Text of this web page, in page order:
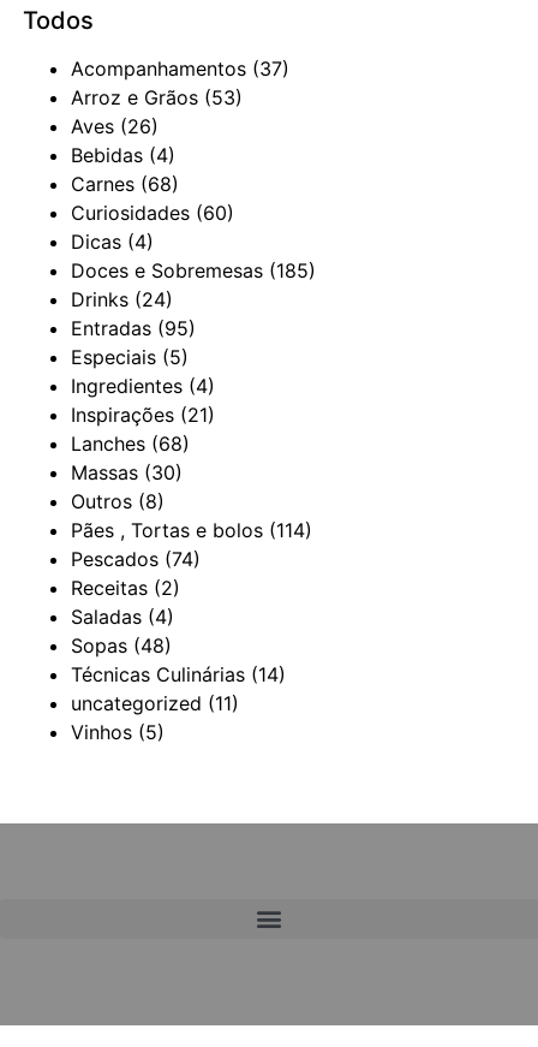
Todos
Acompanhamentos (37)
Arroz e Grãos (53)
Aves (26)
Bebidas (4)
Carnes (68)
Curiosidades (60)
Dicas (4)
Doces e Sobremesas (185)
Drinks (24)
Entradas (95)
Especiais (5)
Ingredientes (4)
Inspirações (21)
Lanches (68)
Massas (30)
Outros (8)
Pães , Tortas e bolos (114)
Pescados (74)
Receitas (2)
Saladas (4)
Sopas (48)
Técnicas Culinárias (14)
uncategorized (11)
Vinhos (5)